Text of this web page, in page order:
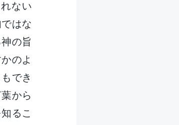
ない
はな
の旨
のよ
でき
から
るこ